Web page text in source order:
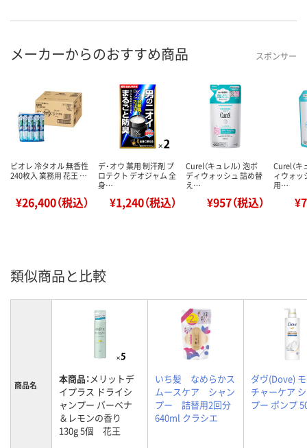
メーカーからのおすすめ商品 スポンサー
ビオレ 冷タオル 無香性
240枚入 業務用 花王 …
¥26,400（税込）
デ・オウ 薬用 制汗剤 プ
ロテクト デオジャム 全
身…
¥1,240（税込）
Curel（キュレル） 泡ボ
ディウォッシュ 詰め替
え…
¥957（税込）
Curel（キ
ィウォッ
用…
類似商品と比較
商品名 本商品：メリットデ
イプラス ドライシ
ャンプー バーベナ
＆レモンの香り
130g 5個 花王
いち髪 なめらかス
ムースケア シャン
プー 詰替用2回分
640ml クラシエ
ダヴ(Dove)
チャーケア
プー ポンプ